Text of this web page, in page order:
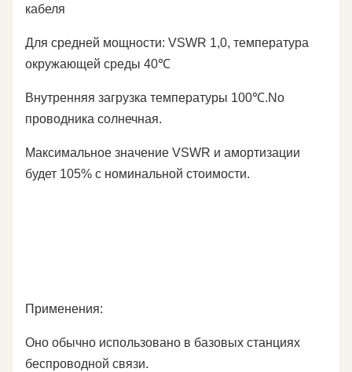
кабеля
Для средней мощности: VSWR 1,0, температура
окружающей среды 40℃
Внутренняя загрузка температуры 100℃.No
проводника солнечная.
Максимальное значение VSWR и амортизации
будет 105% с номинальной стоимости.
Применения:
Оно обычно использовано в базовых станциях
беспроводной связи.